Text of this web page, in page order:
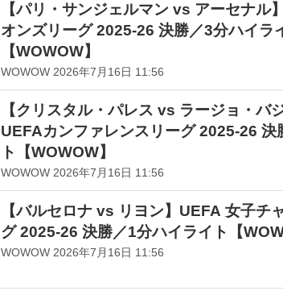
【パリ・サンジェルマン vs アーセナル
オンズリーグ 2025-26 決勝／3分ハイラ
【WOWOW】
WOWOW 2026年7月16日 11:56
【クリスタル・パレス vs ラージョ・バ
UEFAカンファレンスリーグ 2025-26 決
ト【WOWOW】
WOWOW 2026年7月16日 11:56
【バルセロナ vs リヨン】UEFA 女子チ
グ 2025-26 決勝／1分ハイライト【
WOWOW 2026年7月16日 11:56